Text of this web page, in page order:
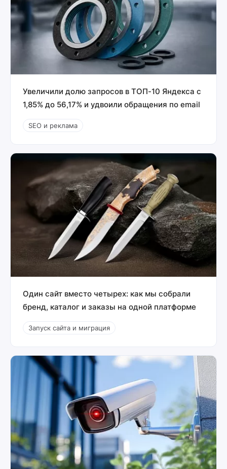
Увеличили долю запросов в ТОП-10 Яндекса с
1,85% до 56,17% и удвоили обращения по email
SEO и реклама
Один сайт вместо четырех: как мы собрали
бренд, каталог и заказы на одной платформе
Запуск сайта и миграция